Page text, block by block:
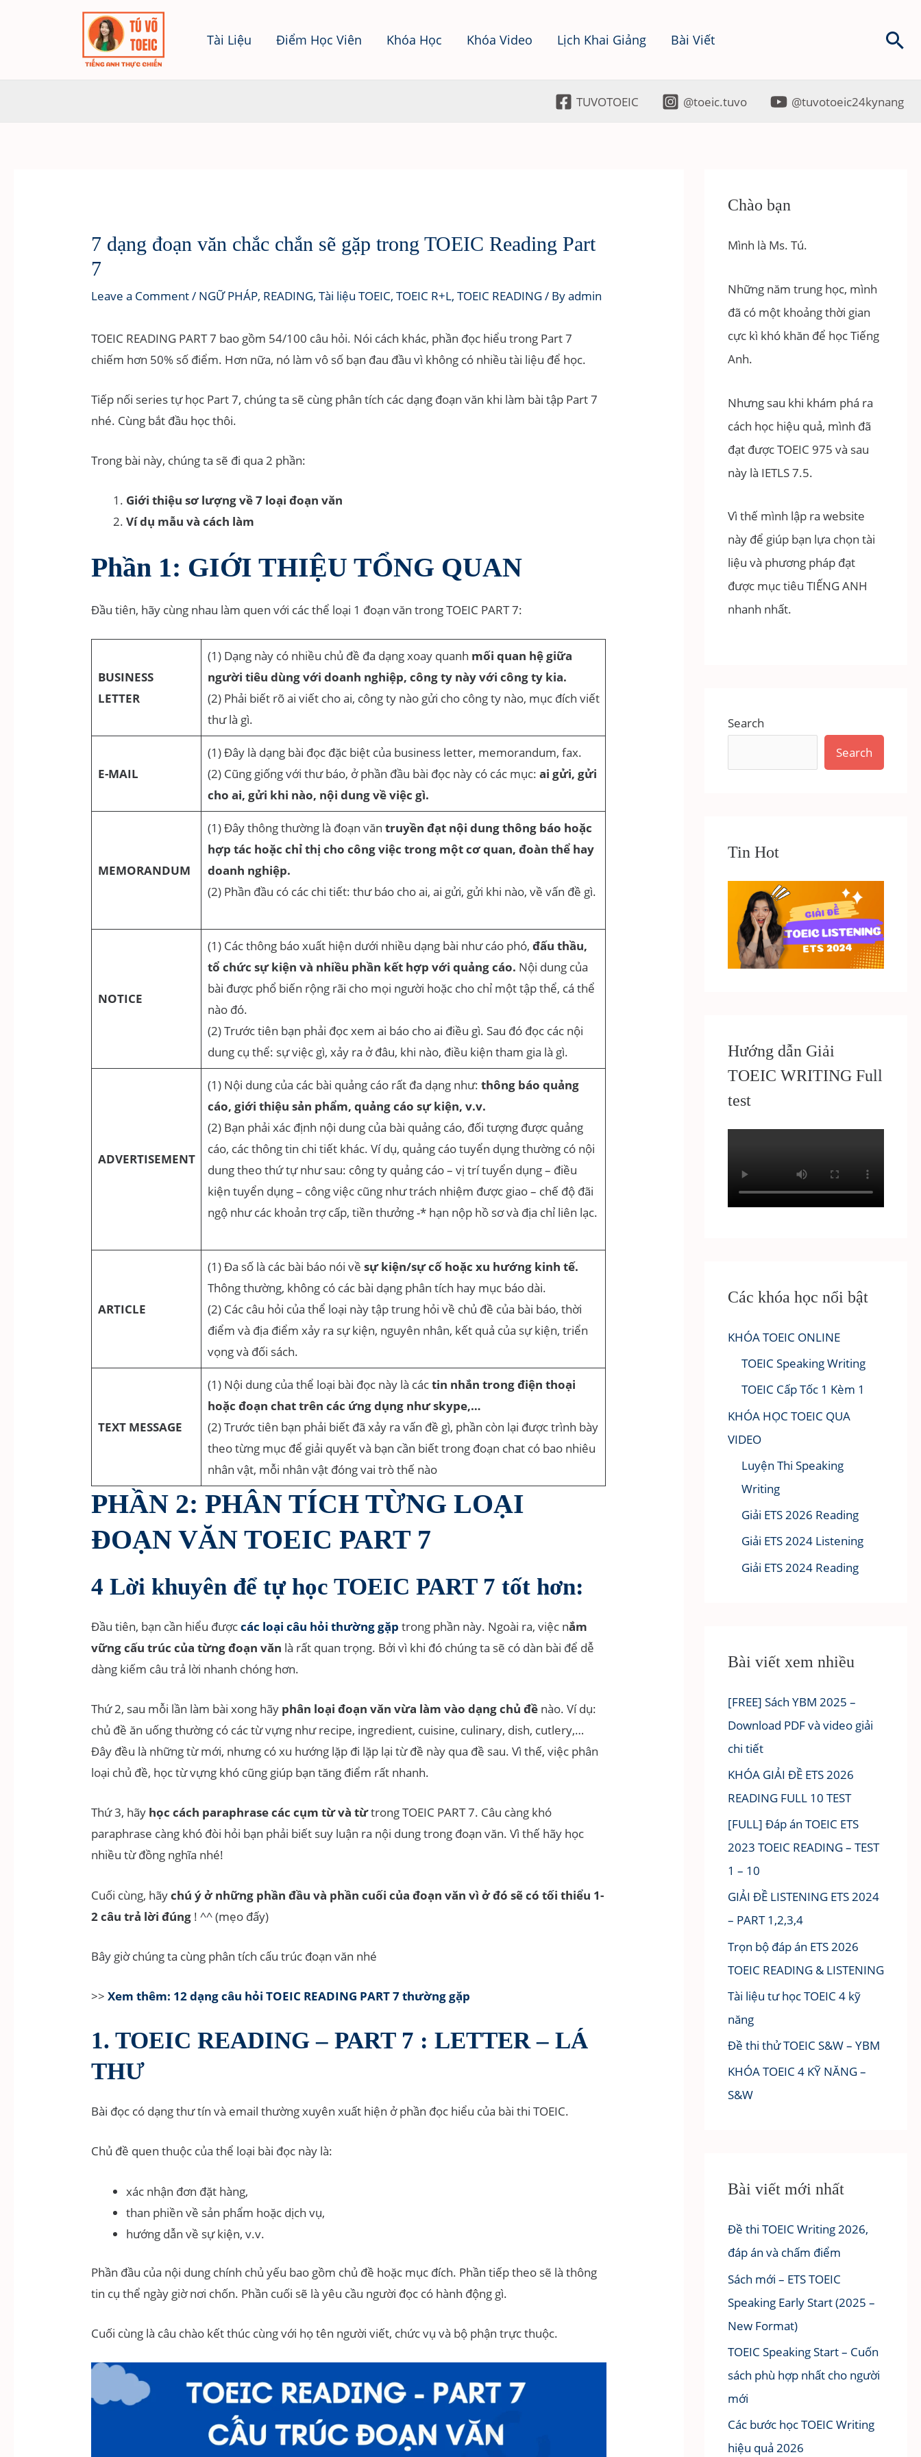
Tài Liệu Điểm Học Viên Khóa Học Khóa Video Lịch Khai Giảng Bài Viết
TUVOTOEIC @toeic.tuvo @tuvotoeic24kynang
7 dạng đoạn văn chắc chắn sẽ gặp trong TOEIC Reading Part
7
Leave a Comment/ NGỮ PHÁP, READING,Tài liệu TOEIC,TOEIC R+L,TOEIC READING/ Byadmin
TOEIC READING PART 7 bao gồm 54/100 câu hỏi. Nói cách khác, phần đọc hiểu trong Part 7
chiếm hơn 50% số điểm. Hơn nữa, nó làm vô số bạn đau đầu vì không có nhiều tài liệu để học.
Tiếp nối series tự học Part 7, chúng ta sẽ cùng phân tích các dạng đoạn văn khi làm bài tập Part 7
nhé. Cùng bắt đầu học thôi.
Trong bài này, chúng ta sẽ đi qua 2 phần:
Giới thiệu sơ lượng về 7 loại đoạn văn
Ví dụ mẫu và cách làm
Phần 1: GIỚI THIỆU TỔNG QUAN
Đầu tiên, hãy cùng nhau làm quen với các thể loại 1 đoạn văn trong TOEIC PART 7:
BUSINESS
LETTER
(1) Dạng này có nhiều chủ đề đa dạng xoay quanh mối quan hệ giữa
người tiêu dùng với doanh nghiệp, công ty này với công ty kia.
(2) Phải biết rõ ai viết cho ai, công ty nào gửi cho công ty nào, mục đích viết
thư là gì.
E-MAIL
(1) Đây là dạng bài đọc đặc biệt của business letter, memorandum, fax.
(2) Cũng giống với thư báo, ở phần đầu bài đọc này có các mục: ai gửi, gửi
cho ai, gửi khi nào, nội dung về việc gì.
MEMORANDUM
(1) Đây thông thường là đoạn văn truyền đạt nội dung thông báo hoặc
hợp tác hoặc chỉ thị cho công việc trong một cơ quan, đoàn thể hay
doanh nghiệp.
(2) Phần đầu có các chi tiết: thư báo cho ai, ai gửi, gửi khi nào, về vấn đề gì.
NOTICE
(1) Các thông báo xuất hiện dưới nhiều dạng bài như cáo phó, đấu thầu,
tổ chức sự kiện và nhiều phần kết hợp với quảng cáo. Nội dung của
bài được phổ biến rộng rãi cho mọi người hoặc cho chỉ một tập thể, cá thể
nào đó.
(2) Trước tiên bạn phải đọc xem ai báo cho ai điều gì. Sau đó đọc các nội
dung cụ thể: sự việc gì, xảy ra ở đâu, khi nào, điều kiện tham gia là gì.
ADVERTISEMENT
(1) Nội dung của các bài quảng cáo rất đa dạng như: thông báo quảng
cáo, giới thiệu sản phẩm, quảng cáo sự kiện, v.v.
(2) Bạn phải xác định nội dung của bài quảng cáo, đối tượng được quảng
cáo, các thông tin chi tiết khác. Ví dụ, quảng cáo tuyển dụng thường có nội
dung theo thứ tự như sau: công ty quảng cáo – vị trí tuyển dụng – điều
kiện tuyển dụng – công việc cũng như trách nhiệm được giao – chế độ đãi
ngộ như các khoản trợ cấp, tiền thưởng -* hạn nộp hồ sơ và địa chỉ liên lạc.
ARTICLE
(1) Đa số là các bài báo nói về sự kiện/sự cố hoặc xu hướng kinh tế.
Thông thường, không có các bài dạng phân tích hay mục báo dài.
(2) Các câu hỏi của thể loại này tập trung hỏi về chủ đề của bài báo, thời
điểm và địa điểm xảy ra sự kiện, nguyên nhân, kết quả của sự kiện, triển
vọng và đối sách.
TEXT MESSAGE
(1) Nội dung của thể loại bài đọc này là cáctin nhắn trong điện thoại
hoặc đoạn chat trên các ứng dụng như skype,…
(2) Trước tiên bạn phải biết đã xảy ra vấn đề gì, phần còn lại được trình bày
theo từng mục để giải quyết và bạn cần biết trong đoạn chat có bao nhiêu
nhân vật, mỗi nhân vật đóng vai trò thế nào
PHẦN 2: PHÂN TÍCH TỪNG LOẠI
ĐOẠN VĂN TOEIC PART 7
4 Lời khuyên để tự học TOEIC PART 7 tốt hơn:
Đầu tiên, bạn cần hiểu đượccác loại câu hỏi thường gặp trong phần này. Ngoài ra, việc nắm
vững cấu trúc của từng đoạn văn là rất quan trọng. Bởi vì khi đó chúng ta sẽ có dàn bài để dễ
dàng kiếm câu trả lời nhanh chóng hơn.
Thứ 2, sau mỗi lần làm bài xong hãy phân loại đoạn văn vừa làm vào dạng chủ đề nào. Ví dụ:
chủ đề ăn uống thường có các từ vựng như recipe, ingredient, cuisine, culinary, dish, cutlery,…
Đây đều là những từ mới, nhưng có xu hướng lặp đi lặp lại từ đề này qua đề sau. Vì thế, việc phân
loại chủ đề, học từ vựng khó cũng giúp bạn tăng điểm rất nhanh.
Thứ 3, hãy học cách paraphrase các cụm từ và từtrong TOEIC PART 7. Câu càng khó
paraphrase càng khó đòi hỏi bạn phải biết suy luận ra nội dung trong đoạn văn. Vì thế hãy học
nhiều từ đồng nghĩa nhé!
Cuối cùng, hãychú ý ở những phần đầu và phần cuối của đoạn văn vì ở đó sẽ có tối thiểu 1-
2 câu trả lời đúng ! ^^ (mẹo đấy)
Bây giờ chúng ta cùng phân tích cấu trúc đoạn văn nhé
>>Xem thêm: 12 dạng câu hỏi TOEIC READING PART 7 thường gặp
1. TOEIC READING – PART 7 : LETTER – LÁ
THƯ
Bài đọc có dạng thư tín và email thường xuyên xuất hiện ở phần đọc hiểu của bài thi TOEIC.
Chủ đề quen thuộc của thể loại bài đọc này là:
xác nhận đơn đặt hàng,
than phiền về sản phẩm hoặc dịch vụ,
hướng dẫn về sự kiện, v.v.
Phần đầu của nội dung chính chủ yếu bao gồm chủ đề hoặc mục đích. Phần tiếp theo sẽ là thông
tin cụ thể ngày giờ nơi chốn. Phần cuối sẽ là yêu cầu người đọc có hành động gì.
Cuối cùng là câu chào kết thúc cùng với họ tên người viết, chức vụ và bộ phận trực thuộc.
Chào bạn
Mình là Ms. Tú.
Những năm trung học, mình
đã có một khoảng thời gian
cực kì khó khăn để học Tiếng
Anh.
Nhưng sau khi khám phá ra
cách học hiệu quả, mình đã
đạt được TOEIC 975 và sau
này là IETLS 7.5.
Vì thế mình lập ra website
này để giúp bạn lựa chọn tài
liệu và phương pháp đạt
được mục tiêu TIẾNG ANH
nhanh nhất.
Search
Search
Tin Hot
Hướng dẫn Giải
TOEIC WRITING Full
test
Các khóa học nổi bật
KHÓA TOEIC ONLINE
TOEIC Speaking Writing
TOEIC Cấp Tốc 1 Kèm 1
KHÓA HỌC TOEIC QUA
VIDEO
Luyện Thi Speaking
Writing
Giải ETS 2026 Reading
Giải ETS 2024 Listening
Giải ETS 2024 Reading
Bài viết xem nhiều
[FREE] Sách YBM 2025 –
Download PDF và video giải
chi tiết
KHÓA GIẢI ĐỀ ETS 2026
READING FULL 10 TEST
[FULL] Đáp án TOEIC ETS
2023 TOEIC READING – TEST
1 – 10
GIẢI ĐỀ LISTENING ETS 2024
– PART 1,2,3,4
Trọn bộ đáp án ETS 2026
TOEIC READING & LISTENING
Tài liệu tư học TOEIC 4 kỹ
năng
Đề thi thử TOEIC S&W – YBM
KHÓA TOEIC 4 KỸ NĂNG –
S&W
Bài viết mới nhất
Đề thi TOEIC Writing 2026,
đáp án và chấm điểm
Sách mới – ETS TOEIC
Speaking Early Start (2025 –
New Format)
TOEIC Speaking Start – Cuốn
sách phù hợp nhất cho người
mới
Các bước học TOEIC Writing
hiệu quả 2026